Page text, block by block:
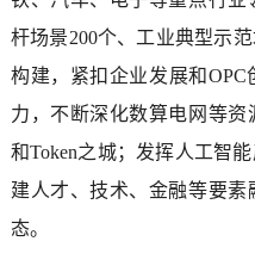
杆场景200个、工业典型示
构建，紧扣企业发展和
力，不断深化数算电网等
和Token之城；发挥人工智
建人才、技术、金融等要
态。